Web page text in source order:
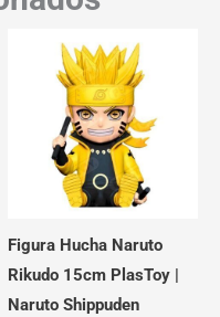
Figura Hucha Naruto
Rikudo 15cm PlasToy |
Naruto Shippuden